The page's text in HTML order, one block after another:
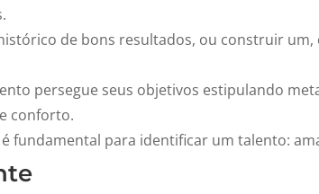
de bons resultados, ou construir um,
persegue seus objetivos estipulando
conforto.
fundamental para identificar um talento: